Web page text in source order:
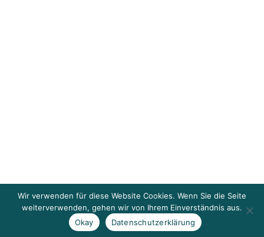
Wir verwenden für diese Website Cookies. Wenn Sie die Seite
weiterverwenden, gehen wir von Ihrem Einverständnis aus.
Okay
Datenschutzerklärung